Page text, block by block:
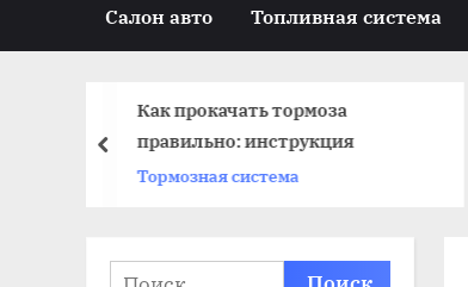
Салон авто Топливная система
Как прокачать тормоза
правильно: инструкция
Тормозная система
prev
Найти: